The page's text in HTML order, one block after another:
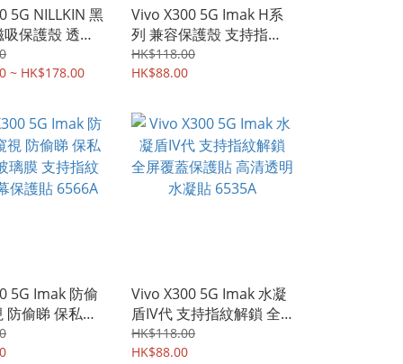
5G NILLKIN 黑
保護殼 透黑
蓋設計 四邊
殼 保護套
~ HK$178.00
Vivo X300 5G Imak H系
列 兼容保護殼 支持指紋
解鎖 屏幕防爆 強化玻璃
保護貼 鋼化玻璃膜
HK$118.00
HK$88.00
5G Imak 防偷
防偷睇 保私隱
支持指紋解鎖
6566A
Vivo X300 5G Imak 水凝
盾IV代 支持指紋解鎖 全
屏覆蓋保護貼 高清透明
水凝貼 6535A
HK$118.00
HK$88.00